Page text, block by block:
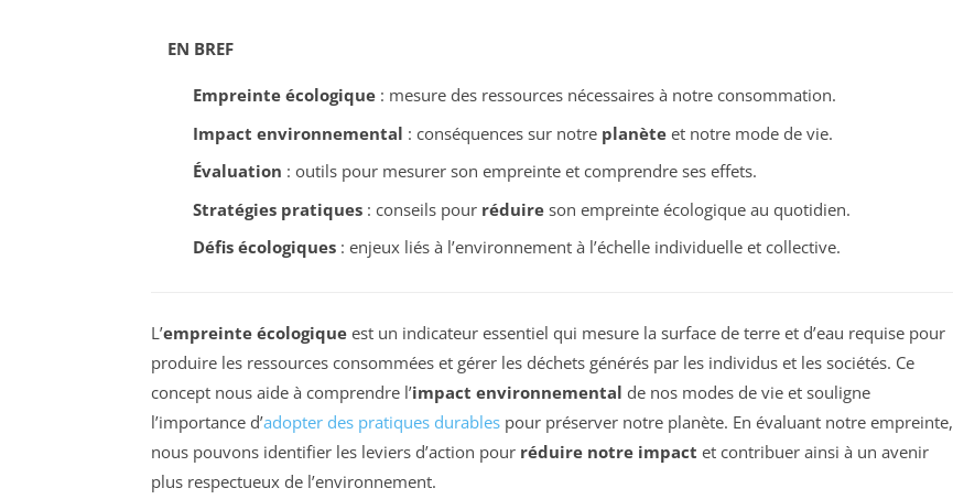
EN BREF
Empreinte écologique: mesure des ressources nécessaires à notre consommation.
Impact environnemental : conséquences sur notre planèteet notre mode de vie.
Évaluation : outils pour mesurer son empreinte et comprendre ses effets.
Stratégies pratiques: conseils pour réduireson empreinte écologique au quotidien.
Défis écologiques: enjeux liés à l’environnement à l’échelle individuelle et collective.
L’empreinte écologique est un indicateur essentiel qui mesure la surface de terre et d’eau requise pour
produire les ressources consommées et gérer les déchets générés par les individus et les sociétés. Ce
concept nous aide à comprendre l’impact environnemental de nos modes de vie et souligne
l’importance d’adopter des pratiques durables pour préserver notre planète. En évaluant notre empreinte,
nous pouvons identifier les leviers d’action pour réduire notre impact et contribuer ainsi à un avenir
plus respectueux de l’environnement.